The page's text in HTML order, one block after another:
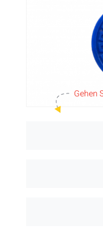
oder bedruckt
sich für eines
Gehen